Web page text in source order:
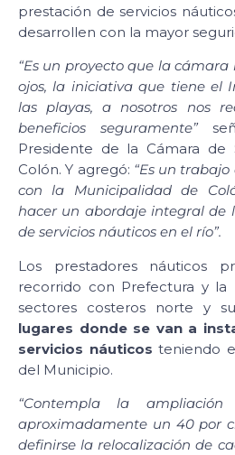
prestación de servicios
desarrollen con la mayor
“Es un proyecto que la
ojos, la iniciativa que tiene el
las playas, a nosotros nos
beneficios seguramente”
Presidente de la Cámara de
Colón. Y agregó: “Es un
con la Municipalidad de
hacer un abordaje integral de
de servicios náuticos en el río”.
Los prestadores náuticos
recorrido con Prefectura y la
sectores costeros norte y
lugares donde se van a
servicios náuticos teniendo
del Municipio.
“Contempla la
aproximadamente un 40 por
definirse la relocalización de